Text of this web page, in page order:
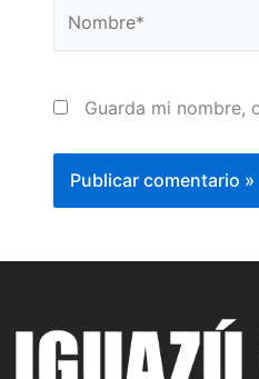
Guarda mi nombre,